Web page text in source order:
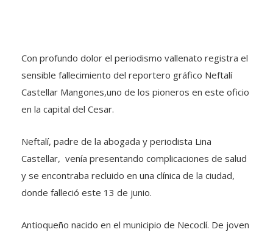
Con profundo dolor el periodismo vallenato registra el
sensible fallecimiento del reportero gráfico Neftalí
Castellar Mangones,uno de los pioneros en este oficio
en la capital del Cesar.
Neftalí, padre de la abogada y periodista Lina
Castellar, venía presentando complicaciones de salud
y se encontraba recluido en una clínica de la ciudad,
donde falleció este 13 de junio.
Antioqueño nacido en el municipio de Necoclí. De joven